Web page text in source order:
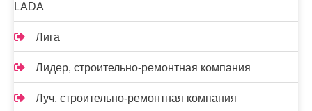
LADA
Лига
Лидер, строительно-ремонтная компания
Луч, строительно-ремонтная компания